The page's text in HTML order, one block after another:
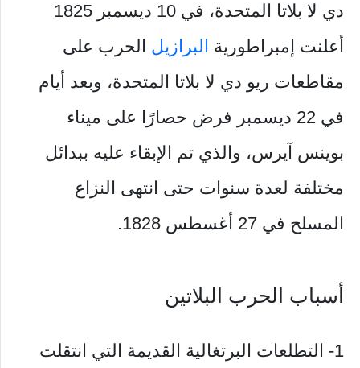
دي لا بلاتا المتحدة، في 10 ديسمبر 1825
أعلنت إمبراطورية البرازيل الحرب على
مقاطعات ريو دي لا بلاتا المتحدة، وبعد أيام
في 22 ديسمبر فرض حصارًا على ميناء
بوينس آيرس، والذي تم الإبقاء عليه ببدائل
مختلفة لعدة سنوات حتى انتهى النزاع
المسلح في 27 أغسطس 1828.
أسباب الحرب البلاتين
1- التطلعات البرتغالية القديمة التي انتقلت